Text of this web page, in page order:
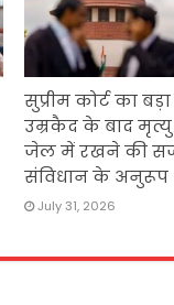
सुप्रीम कोर्ट का
उम्रकैद के बाद
जेल में रखने की
संविधान के अनुरूप
July 31, 2026